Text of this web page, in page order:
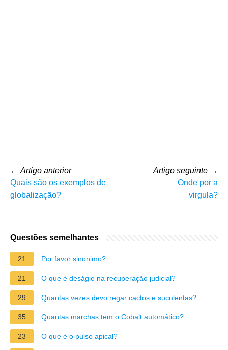
← Artigo anterior
Quais são os exemplos de
globalização?
Artigo seguinte →
Onde por a
virgula?
Questões semelhantes
21 Por favor sinonimo?
21 O que é deságio na recuperação judicial?
29 Quantas vezes devo regar cactos e suculentas?
35 Quantas marchas tem o Cobalt automático?
23 O que é o pulso apical?